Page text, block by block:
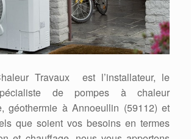
Travaux est l’installateur, le
de pompes à chaleur
géothermie à Annoeullin (59112) et
que soient vos besoins en termes